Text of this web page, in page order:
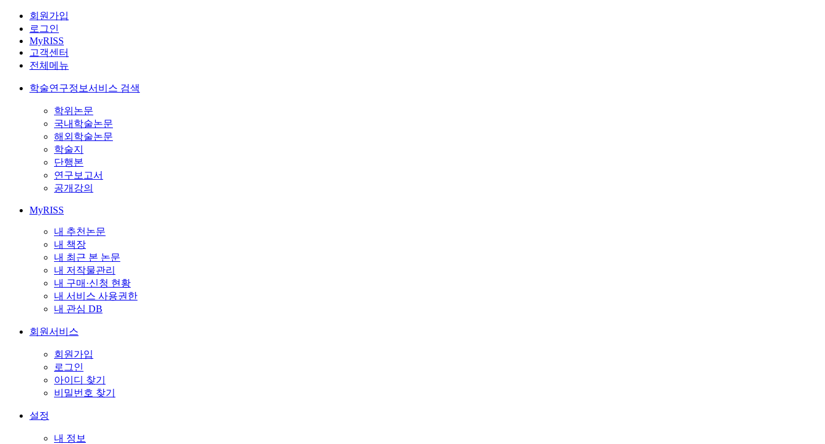
회원가입
로그인
MyRISS
고객센터
전체메뉴
학술연구정보서비스 검색
학위논문
국내학술논문
해외학술논문
학술지
단행본
연구보고서
공개강의
MyRISS
내 추천논문
내 책장
내 최근 본 논문
내 저작물관리
내 구매·신청 현황
내 서비스 사용권한
내 관심 DB
회원서비스
회원가입
로그인
아이디 찾기
비밀번호 찾기
설정
내 정보